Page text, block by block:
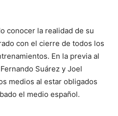
conocer la realidad de su
con el cierre de todos los
En la previa al
Suárez y Joel
medios al estar obligados
el medio español.